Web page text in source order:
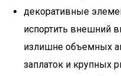
декоративные
испортить внешний
излишне объемных
заплаток и крупных